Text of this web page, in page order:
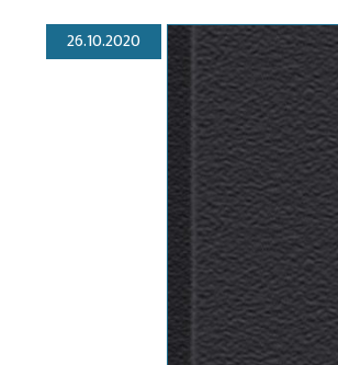
26.10.2020